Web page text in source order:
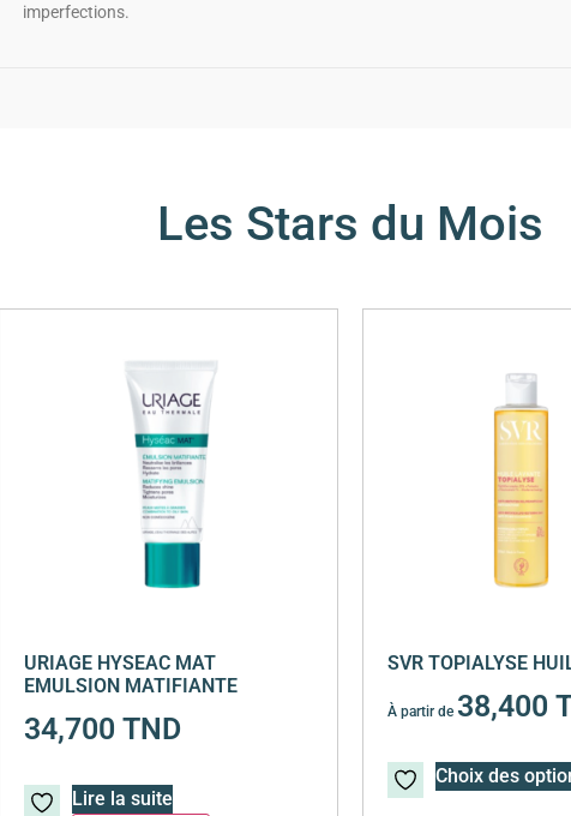
imperfections.
Les Stars du Mois
SVR TOPIALYSE
À partir de 38,400
Choix des
URIAGE HYSEAC MAT
EMULSION MATIFIANTE
34,700TND
Lire la suite